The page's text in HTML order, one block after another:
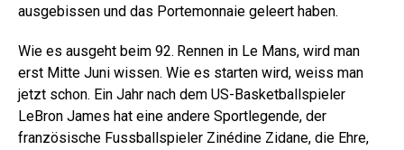
ausgebissen und das Portemonnaie geleert haben.
Wie es ausgeht beim 92. Rennen in Le Mans, wird man
erst Mitte Juni wissen. Wie es starten wird, weiss man
jetzt schon. Ein Jahr nach dem US-Basketballspieler
LeBron James hat eine andere Sportlegende, der
französische Fussballspieler Zinédine Zidane, die Ehre,